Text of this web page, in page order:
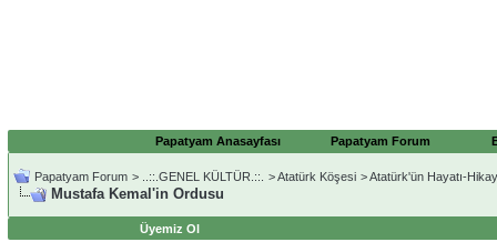
Papatyam Anasayfası Papatyam Forum
Papatyam Forum > ..::.GENEL KÜLTÜR.::. >Atatürk Köşesi >Atatürk'ün Hayatı-
Mustafa Kemal'in Ordusu
Üyemiz Ol